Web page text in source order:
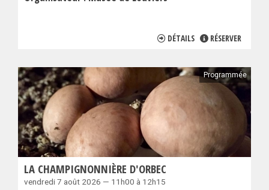
DÉTAILS RÉSERVER
Programmée
LA CHAMPIGNONNIÈRE D'ORBEC
vendredi 7 août 2026 — 11h00 à 12h15